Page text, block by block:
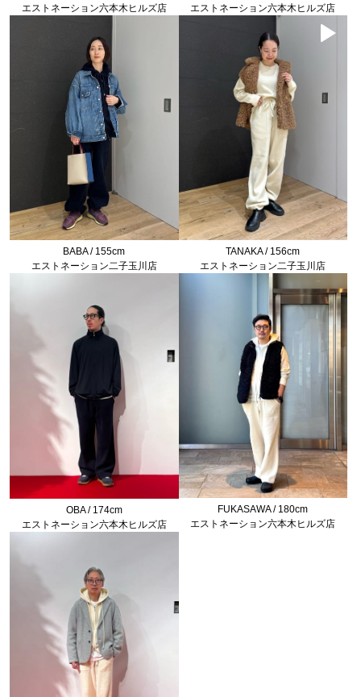
エストネーション六本木ヒルズ店
エストネーション六本木ヒルズ店
BABA / 155cm
エストネーション二子玉川店
TANAKA / 156cm
エストネーション二子玉川店
OBA / 174cm
エストネーション六本木ヒルズ店
FUKASAWA / 180cm
エストネーション六本木ヒルズ店